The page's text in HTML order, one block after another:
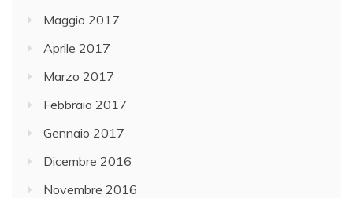
Maggio 2017
Aprile 2017
Marzo 2017
Febbraio 2017
Gennaio 2017
Dicembre 2016
Novembre 2016